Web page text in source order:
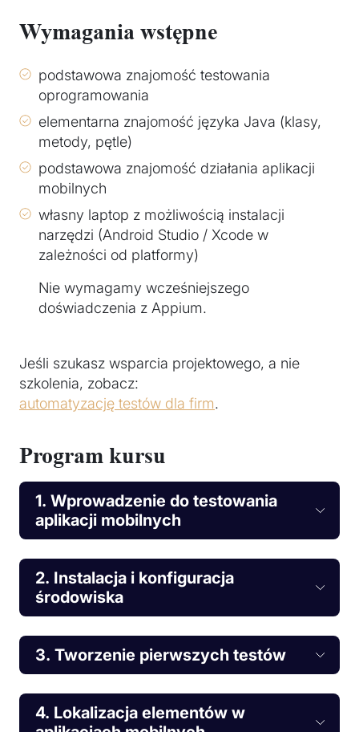
Wymagania wstępne
podstawowa znajomość testowania
oprogramowania
elementarna znajomość języka Java (klasy,
metody, pętle)
podstawowa znajomość działania aplikacji
mobilnych
własny laptop z możliwością instalacji
narzędzi (Android Studio / Xcode w
zależności od platformy)
Nie wymagamy wcześniejszego
doświadczenia z Appium.
Jeśli szukasz wsparcia projektowego, a nie
szkolenia, zobacz:
automatyzację testów dla firm.
Program kursu
1. Wprowadzenie do testowania
aplikacji mobilnych
2. Instalacja i konfiguracja
środowiska
3. Tworzenie pierwszych testów
4. Lokalizacja elementów w